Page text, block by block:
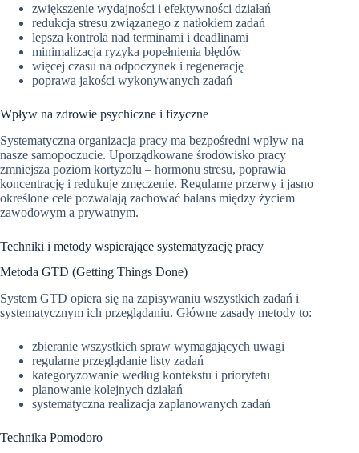
zwiększenie wydajności i efektywności działań
redukcja stresu związanego z natłokiem zadań
lepsza kontrola nad terminami i deadlinami
minimalizacja ryzyka popełnienia błędów
więcej czasu na odpoczynek i regenerację
poprawa jakości wykonywanych zadań
Wpływ na zdrowie psychiczne i fizyczne
Systematyczna organizacja pracy ma bezpośredni wpływ na
nasze samopoczucie. Uporządkowane środowisko pracy
zmniejsza poziom kortyzolu – hormonu stresu, poprawia
koncentrację i redukuje zmęczenie. Regularne przerwy i jasno
określone cele pozwalają zachować balans między życiem
zawodowym a prywatnym.
Techniki i metody wspierające systematyzację pracy
Metoda GTD (Getting Things Done)
System GTD opiera się na zapisywaniu wszystkich zadań i
systematycznym ich przeglądaniu. Główne zasady metody to:
zbieranie wszystkich spraw wymagających uwagi
regularne przeglądanie listy zadań
kategoryzowanie według kontekstu i priorytetu
planowanie kolejnych działań
systematyczna realizacja zaplanowanych zadań
Technika Pomodoro